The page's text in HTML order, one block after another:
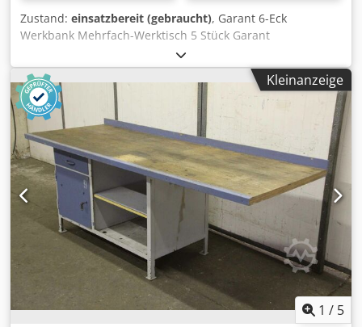
Zustand: einsatzbereit (gebraucht), Garant 6-Eck
Werkbank Mehrfach-Werktisch 5 Stück Garant
Werkzeugschränke 2 Stück Schraubstock ( Garant)
Abmessungen Tischplatte: ca. 2400mm x 2000mm ( L x B )
Sie können gerne zu einer Besichtigung vorbeikommen.
Gerne können wir für Sie eine Kostengünstige Spedition
organisieren! Sie erhalten eine ordentliche Rechnung. Für
Ausländische Kunden kann auch eine Nettorechnung
erstellt werden. Vorraussetzung ist eine gültige
Ust.Indent.Nr. Zwischenverkauf vorbehalten. Dcsdexp Ec
Hjpfx Ai Njk Besuchen Sie unseren Shop und sehen Sie
sich auch unsere weiteren Angebote an. Angegebene
Firmennamen und Warenzeichen sind Eigentum Ihrer
Inhaber und dienen lediglich zur Identifikation und
Beschreibung der Produkte. Abweichungen von
technischen Daten sowie Irrtümer in der Beschreibung des
Artikels können passieren und bleiben vorbehalten.
Kleinanzeige
1 / 5